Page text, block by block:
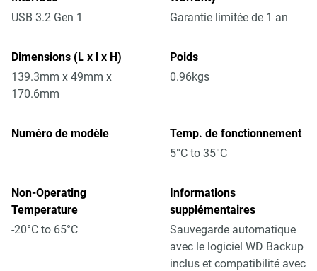
USB 3.2 Gen 1
Garantie limitée de 1 an
Dimensions (L x l x H)
139.3mm x 49mm x
170.6mm
Poids
0.96kgs
Numéro de modèle
Temp. de fonctionnement
5°C to 35°C
Non-Operating
Temperature
-20°C to 65°C
Informations
supplémentaires
Sauvegarde automatique
avec le logiciel WD Backup
inclus et compatibilité avec